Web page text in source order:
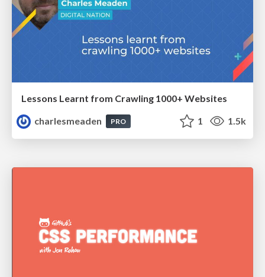
Lessons Learnt from Crawling 1000+ Websites
charlesmeaden
PRO 1 1.5k